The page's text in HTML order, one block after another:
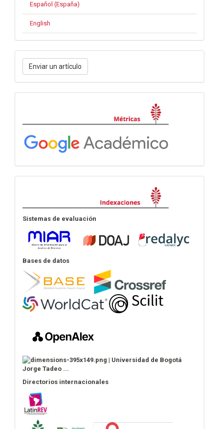
Español (España)
English
Enviar
un
artículo
Enviar un artículo
Sistemas de evaluación
Bases de datos
Directorios internacionales